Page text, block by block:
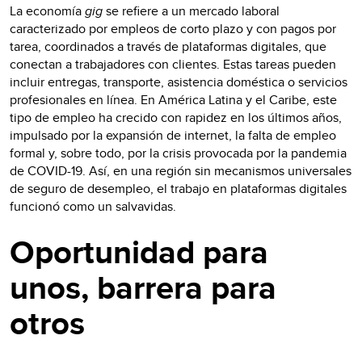
La economíagigse refiere a un mercado laboral
caracterizado por empleos de corto plazo y con pagos por
tarea, coordinados a través de plataformas digitales, que
conectan a trabajadores con clientes. Estas tareas pueden
incluir entregas, transporte, asistencia doméstica o servicios
profesionales en línea. En América Latina y el Caribe, este
tipo de empleo ha crecido con rapidez en los últimos años,
impulsado por la expansión de internet, la falta de empleo
formal y, sobre todo, por la crisis provocada por la pandemia
de COVID-19. Así, en una región sin mecanismos universales
de seguro de desempleo, el trabajo en plataformas digitales
funcionó como un salvavidas.
Oportunidad para
unos, barrera para
otros